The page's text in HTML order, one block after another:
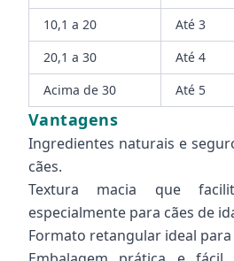
10,1 a 20
Até 3
20,1 a 30
Até 4
Acima de 30
Até 5
Vantagens
Ingredientes naturais e
cães.
Textura macia que
especialmente para cães de
Formato retangular ideal